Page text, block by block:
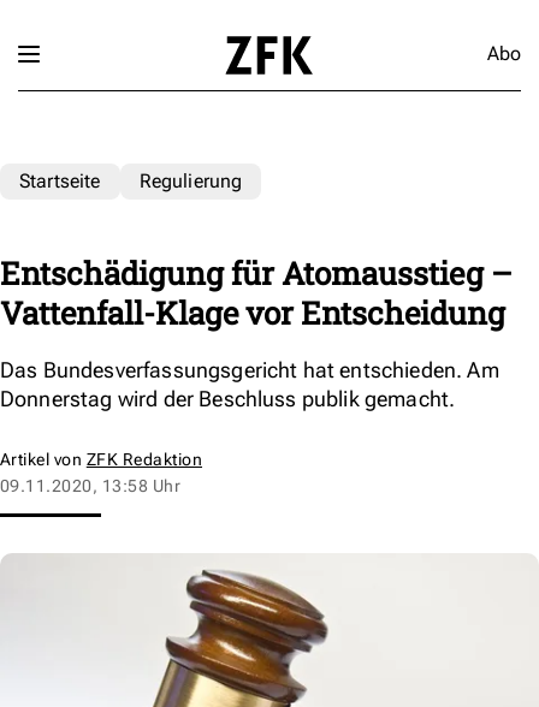
Abo
Startseite Regulierung
Entschädigung für Atomausstieg –
Vattenfall-Klage vor Entscheidung
Das Bundesverfassungsgericht hat entschieden. Am
Donnerstag wird der Beschluss publik gemacht.
Artikel von ZFK Redaktion
09.11.2020, 13:58 Uhr